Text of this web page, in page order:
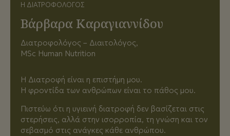
Η ΔΙΑΤΡΟΦΟΛΌΓΟΣ
Βάρβαρα Καραγιαννίδου
Διατροφολόγος – Διαιτολόγος,
MSc Human Nutrition
Η Διατροφή είναι η επιστήμη μου.
Η φροντίδα των ανθρώπων είναι το πάθος μου.
Πιστεύω ότι η υγιεινή διατροφή δεν βασίζεται στις
στερήσεις, αλλά στην ισορροπία, τη γνώση και τον
σεβασμό στις ανάγκες κάθε ανθρώπου.